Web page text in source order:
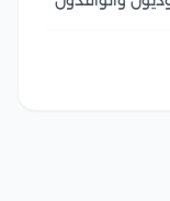
سوف